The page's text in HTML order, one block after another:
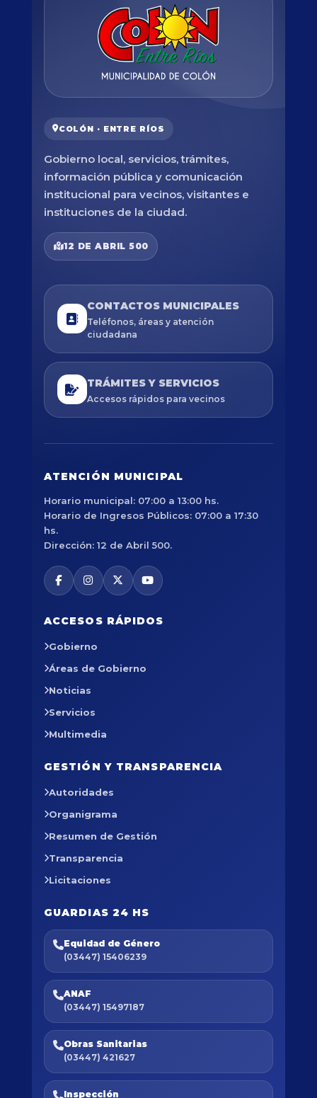
COLÓN · ENTRE RÍOS
Gobierno local, servicios, trámites,
información pública y comunicación
institucional para vecinos, visitantes e
instituciones de la ciudad.
12 DE ABRIL 500
CONTACTOS MUNICIPALES
Teléfonos, áreas y atención
ciudadana
TRÁMITES Y SERVICIOS
Accesos rápidos para vecinos
ATENCIÓN MUNICIPAL
Horario municipal: 07:00 a 13:00 hs.
Horario de Ingresos Públicos: 07:00 a 17:30
hs.
Dirección: 12 de Abril 500.
ACCESOS RÁPIDOS
Gobierno
Áreas de Gobierno
Noticias
Servicios
Multimedia
GESTIÓN Y TRANSPARENCIA
Autoridades
Organigrama
Resumen de Gestión
Transparencia
Licitaciones
GUARDIAS 24 HS
Equidad de Género
(03447) 15406239
ANAF
(03447) 15497187
Obras Sanitarias
(03447) 421627
Inspección